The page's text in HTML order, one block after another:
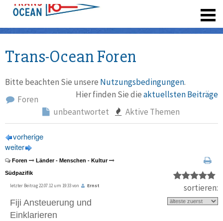
Trans-Ocean Foren
Bitte beachten Sie unsere Nutzungsbedingungen.
Hier finden Sie dieaktuellsten Beiträge
Foren
unbeantwortet
Aktive Themen
vorherige
weiter
Foren Länder - Menschen - Kultur
Südpazifik
letzter Beitrag 22.07.12 um 19:33 von Ernst
Fiji Ansteuerung und
Einklarieren
sortieren: